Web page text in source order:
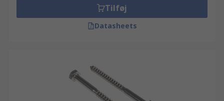
Tilføj
Datasheets